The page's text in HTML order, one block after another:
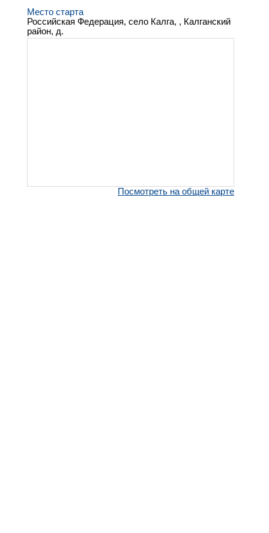
Место старта
Российская Федерация, село Калга, , Калганский
район, д.
Посмотреть на общей карте